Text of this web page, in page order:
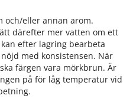
och/eller annan arom.
därefter mer vatten om ett
efter lagring bearbeta
med konsistensen. När
färgen vara mörkbrun. Är
på för låg temperatur vid